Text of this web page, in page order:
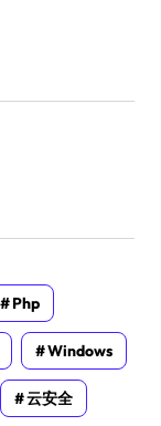
Php
Windows
云安全